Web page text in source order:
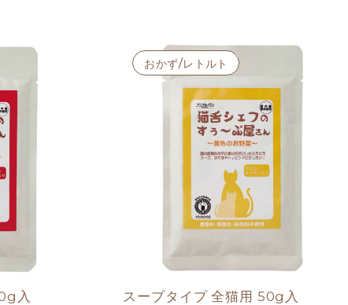
入
おかず/レトルト
スープタイプ 全猫用 50g入